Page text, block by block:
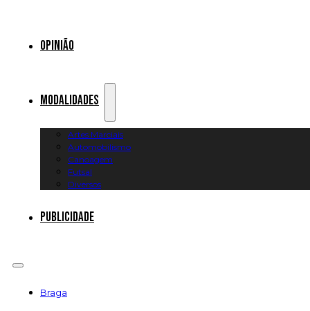
Opinião
Modalidades
Artes Marciais
Automobilismo
Canoagem
Futsal
Diversos
Publicidade
Braga